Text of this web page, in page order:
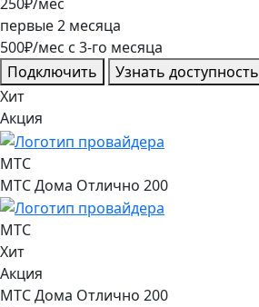
первые2 месяца
500₽/мес c 3-го месяца
Подключить
Узнать доступность
Хит
Акция
МТС
МТС Дома Отлично 200
МТС
Хит
Акция
МТС Дома Отлично 200